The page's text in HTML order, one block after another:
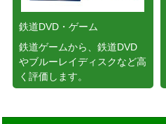
鉄道DVD・ゲーム
鉄道ゲームから、鉄道DVD
やブルーレイディスクなど高
く評価します。